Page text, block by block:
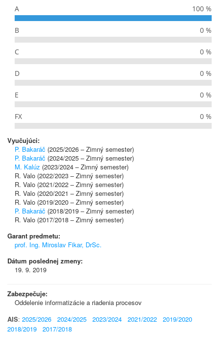
A
100 %
B 0 %
C 0 %
D 0 %
E 0 %
FX 0 %
Vyučujúci:
P. Bakaráč (2025/2026 – Zimný semester)
P. Bakaráč (2024/2025 – Zimný semester)
M. Kalúz (2023/2024 – Zimný semester)
R. Valo (2022/2023 – Zimný semester)
R. Valo (2021/2022 – Zimný semester)
R. Valo (2020/2021 – Zimný semester)
R. Valo (2019/2020 – Zimný semester)
P. Bakaráč (2018/2019 – Zimný semester)
R. Valo (2017/2018 – Zimný semester)
Garant predmetu:
prof. Ing. Miroslav Fikar, DrSc.
Dátum poslednej zmeny:
19. 9. 2019
Zabezpečuje:
Oddelenie informatizácie a riadenia procesov
AIS: 2025/2026 2024/2025 2023/2024 2021/2022
2019/2020
2018/2019
2017/2018